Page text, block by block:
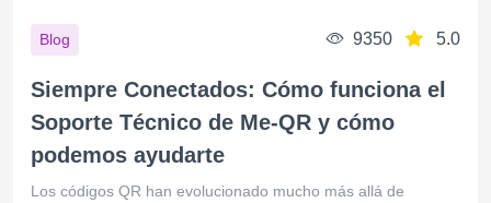
Blog 9350 5.0
Siempre Conectados: Cómo funciona el
Soporte Técnico de Me-QR y cómo
podemos ayudarte
Los códigos QR han evolucionado mucho más allá de